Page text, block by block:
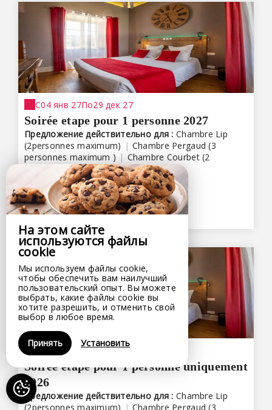
На этом сайте
используются файлы
cookie
Мы используем файлы cookie,
чтобы обеспечить вам наилучший
пользовательский опыт. Вы можете
выбрать, какие файлы cookie вы
хотите разрешить, и отменить свой
выбор в любое время.
Принять Установить
С04 янв 27По29 дек 27
Soirée etape pour 1 personne 2027
Предложение действительно для : Chambre Lip
(2personnes maximum) | Chambre Pergaud (3
personnes maximum ) | Chambre Courbet (2
personnes maximum)
БРОНИРОВАНИЕ
до29 дек 26
Soirée étape pour 1 personne uniquement
2026
Предложение действительно для : Chambre Lip
(2personnes maximum) | Chambre Pergaud (3